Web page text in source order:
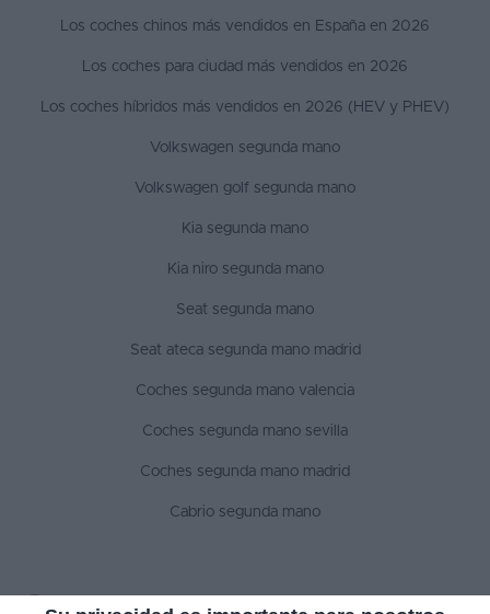
Los coches chinos más vendidos en España en 2026
Los coches para ciudad más vendidos en 2026
Los coches híbridos más vendidos en 2026 (HEV y PHEV)
Volkswagen segunda mano
Volkswagen golf segunda mano
Kia segunda mano
Kia niro segunda mano
Seat segunda mano
Seat ateca segunda mano madrid
Coches segunda mano valencia
Coches segunda mano sevilla
Coches segunda mano madrid
Cabrio segunda mano
SÍGUENOS